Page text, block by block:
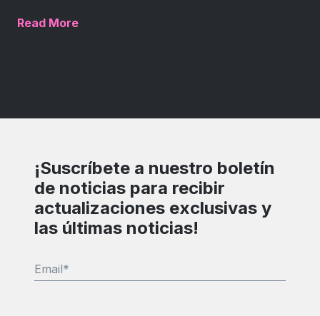
Read More
¡Suscríbete a nuestro boletín
de noticias para recibir
actualizaciones exclusivas y
las últimas noticias!
Email*